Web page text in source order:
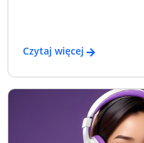
Czytaj więcej